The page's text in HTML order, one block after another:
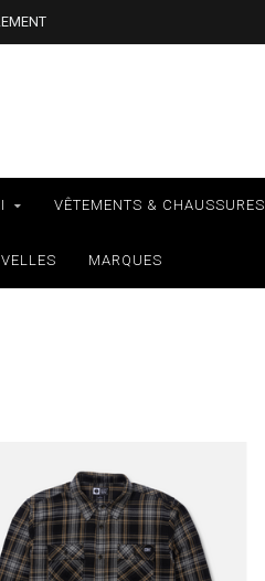
VÊTEMENTS & CHAUSSURES
MARQUES